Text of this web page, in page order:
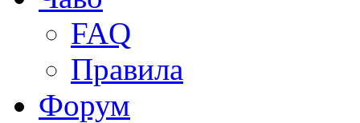
FAQ
Правила
Форум